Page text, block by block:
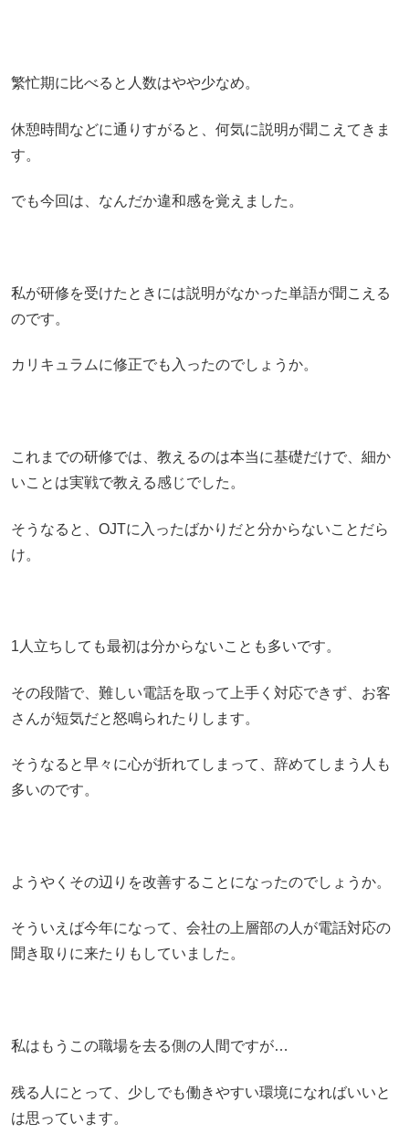
繁忙期に比べると人数はやや少なめ。
休憩時間などに通りすがると、何気に説明が聞こえてきま
す。
でも今回は、なんだか違和感を覚えました。
私が研修を受けたときには説明がなかった単語が聞こえる
のです。
カリキュラムに修正でも入ったのでしょうか。
これまでの研修では、教えるのは本当に基礎だけで、細か
いことは実戦で教える感じでした。
そうなると、OJTに入ったばかりだと分からないことだら
け。
1人立ちしても最初は分からないことも多いです。
その段階で、難しい電話を取って上手く対応できず、お客
さんが短気だと怒鳴られたりします。
そうなると早々に心が折れてしまって、辞めてしまう人も
多いのです。
ようやくその辺りを改善することになったのでしょうか。
そういえば今年になって、会社の上層部の人が電話対応の
聞き取りに来たりもしていました。
私はもうこの職場を去る側の人間ですが…
残る人にとって、少しでも働きやすい環境になればいいと
は思っています。